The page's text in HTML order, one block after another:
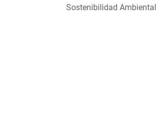
Sostenibilidad Ambiental